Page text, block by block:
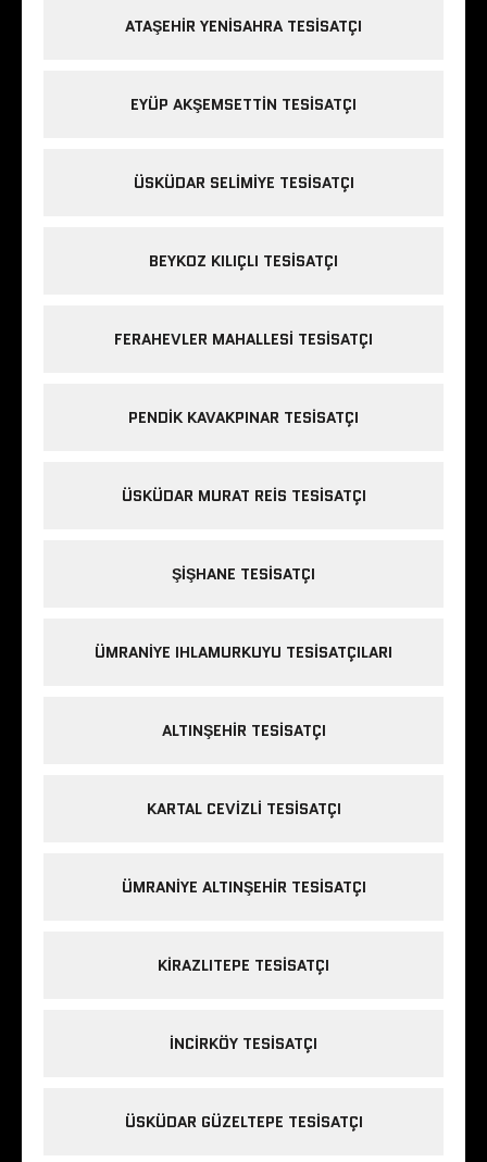
ATAŞEHIR YENISAHRA TESISATÇI
EYÜP AKŞEMSETTIN TESISATÇI
ÜSKÜDAR SELIMIYE TESISATÇI
BEYKOZ KILIÇLI TESISATÇI
FERAHEVLER MAHALLESI TESISATÇI
PENDIK KAVAKPINAR TESISATÇI
ÜSKÜDAR MURAT REIS TESISATÇI
ŞIŞHANE TESISATÇI
ÜMRANIYE IHLAMURKUYU TESISATÇILARI
ALTINŞEHIR TESISATÇI
KARTAL CEVIZLI TESISATÇI
ÜMRANIYE ALTINŞEHIR TESISATÇI
KIRAZLITEPE TESISATÇI
INCIRKÖY TESISATÇI
ÜSKÜDAR GÜZELTEPE TESISATÇI